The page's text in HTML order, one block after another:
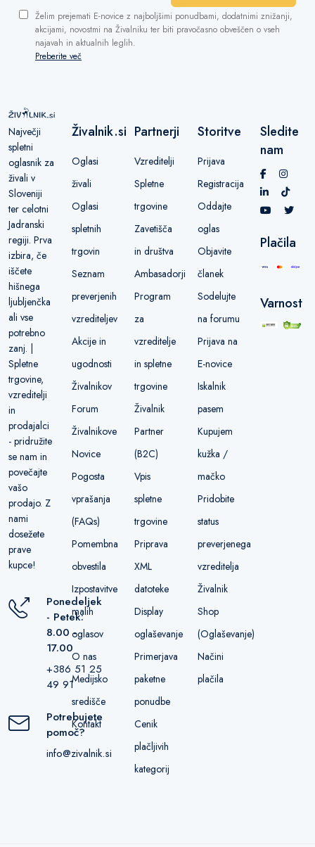
Želim prejemati E-novice z najboljšimi ponudbami, dodatnimi znižanji,
akcijami, novostmi na Živalniku ter biti pravočasno obveščen o vseh
najavah in aktualnih leglih.
Preberite več
Največji
spletni
oglasnik za
živali v
Sloveniji
ter celotni
Jadranski
regiji. Prva
izbira, če
iščete
hišnega
ljubljenčka
ali vse
potrebno
zanj. |
Spletne
trgovine,
vzreditelji
in
prodajalci
- pridružite
se nam in
povečajte
vašo
prodajo. Z
nami
dosežete
prave
kupce!
Ponedeljek
- Petek:
8.00 -
17.00
+386 51 25
49 91
Potrebujete
pomoč?
info@zivalnik.si
Živalnik.si
Oglasi
živali
Oglasi
spletnih
trgovin
Seznam
preverjenih
vzrediteljev
Akcije in
ugodnosti
Živalnikov
Forum
Živalnikove
Novice
Pogosta
vprašanja
(FAQs)
Pomembna
obvestila
Izpostavitve
malih
oglasov
O nas
Medijsko
središče
Kontakt
Partnerji
Vzreditelji
Spletne
trgovine
Zavetišča
in društva
Ambasadorji
Program
za
vzreditelje
in spletne
trgovine
Živalnik
Partner
(B2C)
Vpis
spletne
trgovine
Priprava
XML
datoteke
Display
oglaševanje
Primerjava
paketne
ponudbe
Cenik
plačljivih
kategorij
Storitve
Prijava
Registracija
Oddajte
oglas
Objavite
članek
Sodelujte
na forumu
Prijava na
E-novice
Iskalnik
pasem
Kupujem
kužka /
mačko
Pridobite
status
preverjenega
vzreditelja
Živalnik
Shop
(Oglaševanje)
Načini
plačila
Sledite
nam
Plačila
Varnost